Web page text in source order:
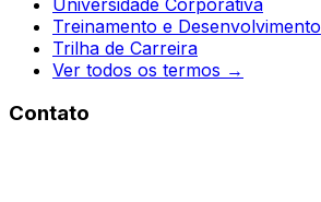
Treinamento e Desenvolvimento
Trilha de Carreira
Ver todos os termos →
Contato